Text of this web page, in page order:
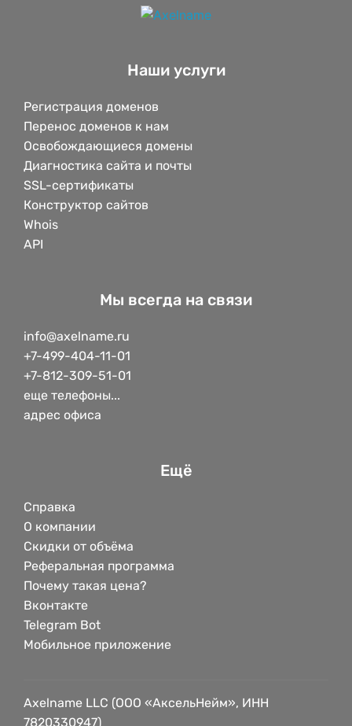
Наши услуги
Регистрация доменов
Перенос доменов к нам
Освобождающиеся домены
Диагностика сайта и почты
SSL-сертификаты
Конструктор сайтов
Whois
API
Мы всегда на связи
info@axelname.ru
+7-499-404-11-01
+7-812-309-51-01
еще телефоны...
адрес офиса
Ещё
Справка
О компании
Скидки от объёма
Реферальная программа
Почему такая цена?
Вконтакте
Telegram Bot
Мобильное приложение
Axelname LLC (ООО «АксельНейм», ИНН
7820330947)